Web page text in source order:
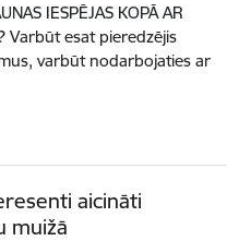
IESPĒJAS KOPĀ AR
Varbūt esat pieredzējis
varbūt nodarbojaties ar
aicināti
muižā